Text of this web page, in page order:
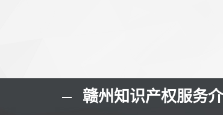
赣州知识产权服务